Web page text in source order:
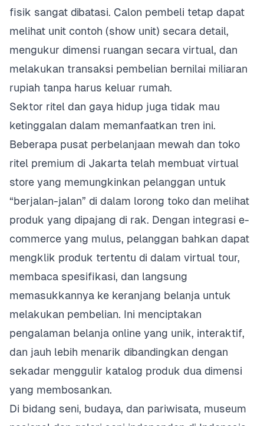
fisik sangat dibatasi. Calon pembeli tetap dapat
melihat unit contoh (show unit) secara detail,
mengukur dimensi ruangan secara virtual, dan
melakukan transaksi pembelian bernilai miliaran
rupiah tanpa harus keluar rumah.
Sektor ritel dan gaya hidup juga tidak mau
ketinggalan dalam memanfaatkan tren ini.
Beberapa pusat perbelanjaan mewah dan toko
ritel premium di Jakarta telah membuat virtual
store yang memungkinkan pelanggan untuk
“berjalan-jalan” di dalam lorong toko dan melihat
produk yang dipajang di rak. Dengan integrasi e-
commerce yang mulus, pelanggan bahkan dapat
mengklik produk tertentu di dalam virtual tour,
membaca spesifikasi, dan langsung
memasukkannya ke keranjang belanja untuk
melakukan pembelian. Ini menciptakan
pengalaman belanja online yang unik, interaktif,
dan jauh lebih menarik dibandingkan dengan
sekadar menggulir katalog produk dua dimensi
yang membosankan.
Di bidang seni, budaya, dan pariwisata, museum